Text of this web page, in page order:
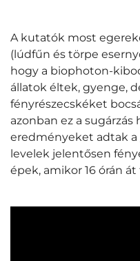
A kutatók most
(lúdfűn és törpe
hogy a biophoton-
állatok éltek, gyenge,
fényrészecskéket
azonban ez a
eredményeket adtak a
levelek jelentősen
épek, amikor 16 órán